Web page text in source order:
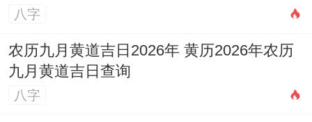
心理健康提示
焦虑情绪大概影响睡眠质量~可通过冥想或
白噪音助眠。
八字
农历九月黄道吉日2026年 黄历2026年农历
九月黄道吉日查询
八字